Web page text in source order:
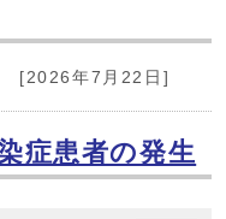
[2026年7月22日]
症患者の発生